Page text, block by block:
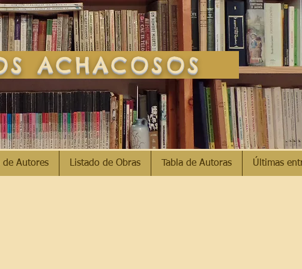
ACHACOSOS
de Autores Listado de Obras Tabla de Autoras Últimas